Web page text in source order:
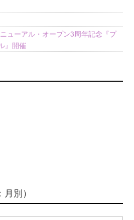
ューアル・オープン3周年記念『プ
』開催
別）